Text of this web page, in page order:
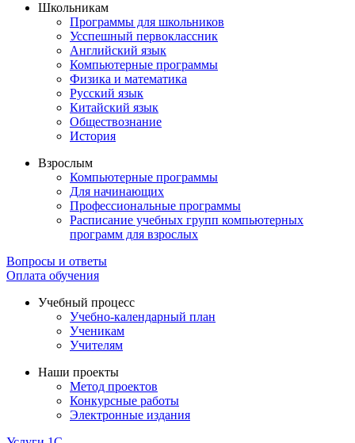
Школьникам
Программы для школьников
Усспешный первоклассник
Английский язык
Компьютерные программы
Физика и математика
Русский язык
Китайский язык
Обществознание
История
Взрослым
Компьютерные программы
Для начинающих
Профессиональные программы
Расписание учебных групп компьютерных
программ для взрослых
Вопросы и ответы
Оплата обучения
Учебный процесс
Учебно-календарный план
Ученикам
Учителям
Наши проекты
Метод проектов
Конкурсные работы
Электронные издания